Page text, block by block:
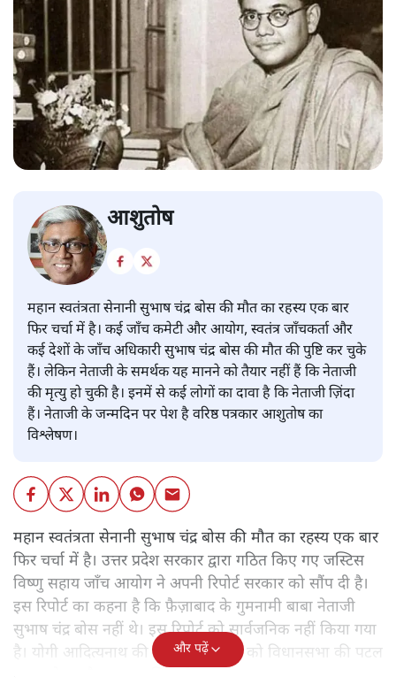
आशुतोष
महान स्वतंत्रता सेनानी सुभाष चंद्र बोस की मौत का रहस्य एक बार
फिर चर्चा में है। कई जाँच कमेटी और आयोग, स्वतंत्र जाँचकर्ता और
कई देशों के जाँच अधिकारी सुभाष चंद्र बोस की मौत की पुष्टि कर चुके
हैं। लेकिन नेताजी के समर्थक यह मानने को तैयार नहीं हैं कि नेताजी
की मृत्यु हो चुकी है। इनमें से कई लोगों का दावा है कि नेताजी ज़िंदा
हैं। नेताजी के जन्मदिन पर पेश है वरिष्ठ पत्रकार आशुतोष का
विश्लेषण।
महान स्वतंत्रता सेनानी सुभाष चंद्रबोस की मौत का रहस्य एक बार
फिर चर्चा में है। उत्तर प्रदेश सरकार द्वारा गठित किए गए जस्टिस
विष्णु सहाय जाँच आयोग ने अपनी रिपोर्ट सरकार को सौंप दी है।
इस रिपोर्ट का कहना है कि फ़ैज़ाबाद के गुमनामी बाबा नेताजी
सुभाष चंद्र बोस नहीं थे। इस रिपोर्ट को सार्वजनिक नहीं किया गया
है। योगी आदित्यनाथ की सरकार ने रिपोर्ट को विधानसभा की पटल
और पढ़ें